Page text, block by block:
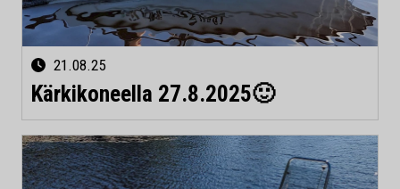
21.08.25
Kärkikoneella 27.8.2025🙂